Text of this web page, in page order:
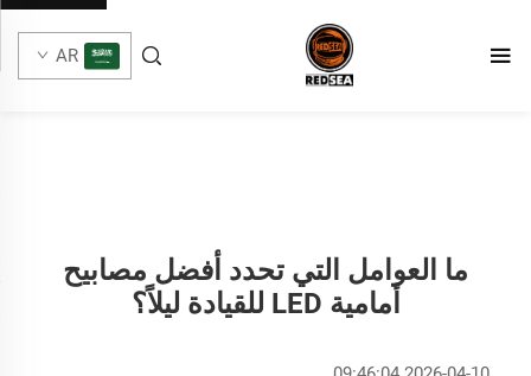
AR
ما العوامل التي تحدد أفضل مصابيح
أمامية LED للقيادة ليلاً؟